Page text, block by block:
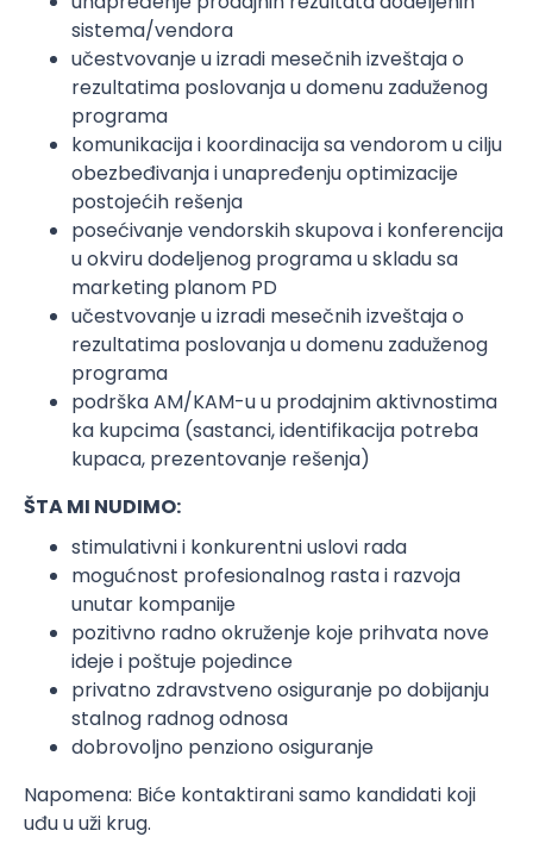
sistema/vendora
učestvovanje u izradi mesečnih izveštaja o
rezultatima poslovanja u domenu zaduženog
programa
komunikacija i koordinacija sa vendorom u cilju
obezbeđivanja i unapređenju optimizacije
postojećih rešenja
posećivanje vendorskih skupova i konferencija
u okviru dodeljenog programa u skladu sa
marketing planom PD
učestvovanje u izradi mesečnih izveštaja o
rezultatima poslovanja u domenu zaduženog
programa
podrška AM/KAM-u u prodajnim aktivnostima
ka kupcima (sastanci, identifikacija potreba
kupaca, prezentovanje rešenja)
ŠTA MI NUDIMO:
stimulativni i konkurentni uslovi rada
mogućnost profesionalnog rasta i razvoja
unutar kompanije
pozitivno radno okruženje koje prihvata nove
ideje i poštuje pojedince
privatno zdravstveno osiguranje po dobijanju
stalnog radnog odnosa
dobrovoljno penziono osiguranje
Napomena: Biće kontaktirani samo kandidati koji
uđu u uži krug.